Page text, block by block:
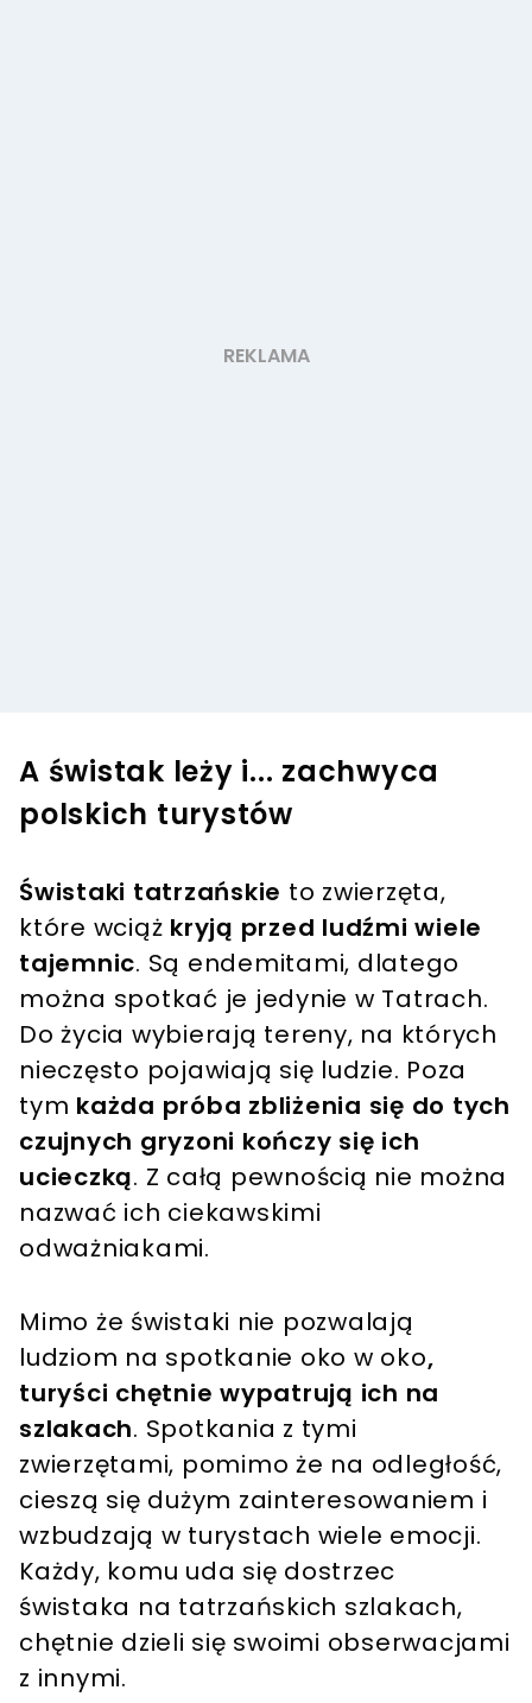
A świstak leży i... zachwyca
polskich turystów
Świstaki tatrzańskie to zwierzęta,
które wciąż kryją przed ludźmi wiele
tajemnic. Są endemitami, dlatego
można spotkać je jedynie w Tatrach.
Do życia wybierają tereny, na których
nieczęsto pojawiają się ludzie. Poza
tym każda próba zbliżenia się do tych
czujnych gryzoni kończy się ich
ucieczką. Z całą pewnością nie można
nazwać ich ciekawskimi
odważniakami.
Mimo że świstaki nie pozwalają
ludziom na spotkanie oko w oko,
turyści chętnie wypatrują ich na
szlakach. Spotkania z tymi
zwierzętami, pomimo że na odległość,
cieszą się dużym zainteresowaniem i
wzbudzają w turystach wiele emocji.
Każdy, komu uda się dostrzec
świstaka na tatrzańskich szlakach,
chętnie dzieli się swoimi obserwacjami
z innymi.